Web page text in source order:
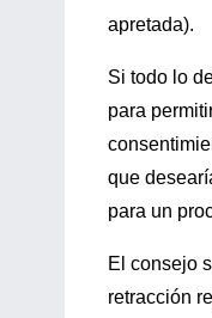
apretada).
Si todo lo
para
que
para un
El consejo
retracción